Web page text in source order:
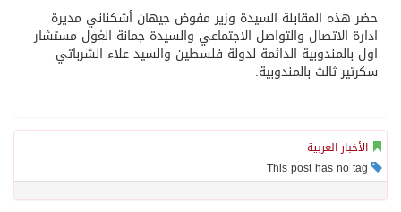
حضر هذه المقابلة السيدة وزير مفوض جيهان أشكناني مديرة
ادارة الاتصال والتواصل الاجتماعي والسيدة جمانة الغول مستشار
اول بالمندوبية الدائمة لدولة فلسطين والسيد علاء الشرباتي
سكرتير ثالث بالمندوبية.
الأخبار العربية